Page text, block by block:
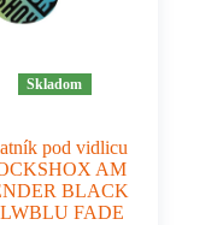
Skladom
pod vidlicu
AM
BLACK
FADE